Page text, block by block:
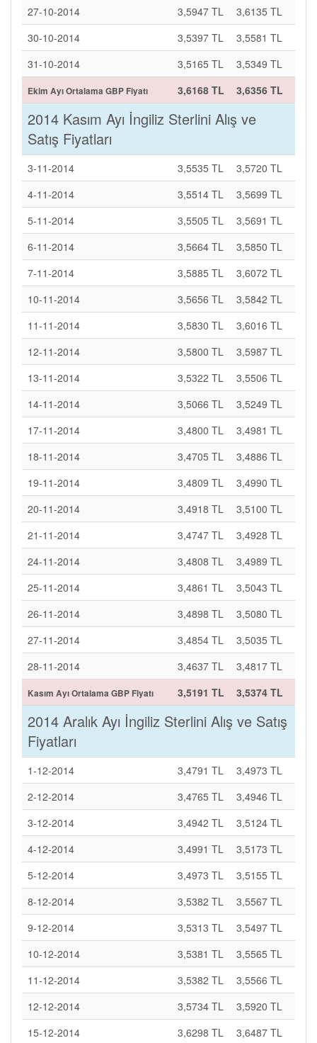
27-10-2014 3,5947 TL
3,6135 TL
30-10-2014
3,5397 TL
3,5581 TL
31-10-2014
3,5165 TL 3,5349 TL
Ekim Ayı Ortalama GBP Fiyatı 3,6168 TL 3,6356 TL
2014 Kasım Ayı İngiliz Sterlini Alış ve
Satış Fiyatları
3-11-2014 3,5535 TL
3,5720 TL
4-11-2014
3,5514 TL
3,5699 TL
5-11-2014
3,5505 TL
3,5691 TL
6-11-2014
3,5664 TL
3,5850 TL
7-11-2014
3,5885 TL
3,6072 TL
10-11-2014
3,5656 TL
3,5842 TL
11-11-2014
3,5830 TL
3,6016 TL
12-11-2014
3,5800 TL
3,5987 TL
13-11-2014
3,5322 TL
3,5506 TL
14-11-2014
3,5066 TL
3,5249 TL
17-11-2014
3,4800 TL
3,4981 TL
18-11-2014
3,4705 TL
3,4886 TL
19-11-2014
3,4809 TL
3,4990 TL
20-11-2014
3,4918 TL
3,5100 TL
21-11-2014
3,4747 TL
3,4928 TL
24-11-2014
3,4808 TL
3,4989 TL
25-11-2014
3,4861 TL
3,5043 TL
26-11-2014
3,4898 TL
3,5080 TL
27-11-2014
3,4854 TL
3,5035 TL
28-11-2014
3,4637 TL 3,4817 TL
Kasım Ayı Ortalama GBP Fiyatı 3,5191 TL 3,5374 TL
2014 Aralık Ayı İngiliz Sterlini Alış ve Satış
Fiyatları
1-12-2014 3,4791 TL
3,4973 TL
2-12-2014
3,4765 TL
3,4946 TL
3-12-2014
3,4942 TL
3,5124 TL
4-12-2014
3,4991 TL
3,5173 TL
5-12-2014
3,4973 TL
3,5155 TL
8-12-2014
3,5382 TL
3,5567 TL
9-12-2014
3,5313 TL
3,5497 TL
10-12-2014
3,5381 TL
3,5565 TL
11-12-2014
3,5382 TL
3,5566 TL
12-12-2014
3,5734 TL
3,5920 TL
15-12-2014
3,6298 TL
3,6487 TL